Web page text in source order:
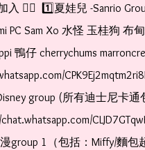
入 👇🏻  1️⃣夏娃兒 -Sanrio
PC Sam Xo 水怪 玉桂狗 布
鴨仔 cherrychums
group (所有迪士尼卡通
group 1（包括：Miffy/麵包